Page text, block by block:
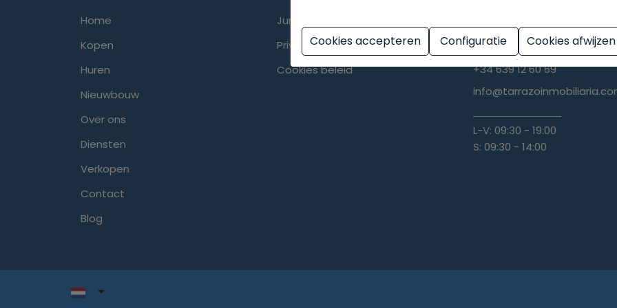
Home
Kopen
Huren
Nieuwbouw
Over ons
Diensten
Verkopen
Contact
Blog
Juridische mededeling
Privacybeleid
Cookies beleid
+34 639 12 60 69
+34 639 12 60 69
L-V: 09:30 - 19:00
S: 09:30 - 14:00
Cookies accepteren Configuratie Cookies afwijzen